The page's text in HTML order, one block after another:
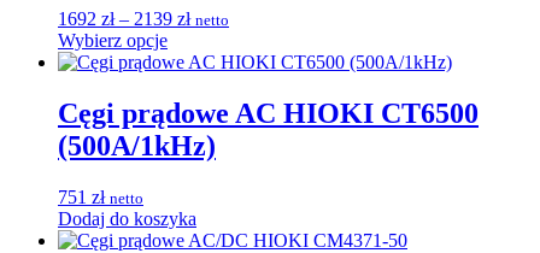
1692 zł – 2139 złZakres
od
2139 zł
netto
Wybierz opcjeTen
produkt
wiele
wariantów.
Opcje
na
stronie
Cęgi prądowe AC HIOKI CT6500
(500A/1kHz)
751 zł netto
Dodaj do koszyka